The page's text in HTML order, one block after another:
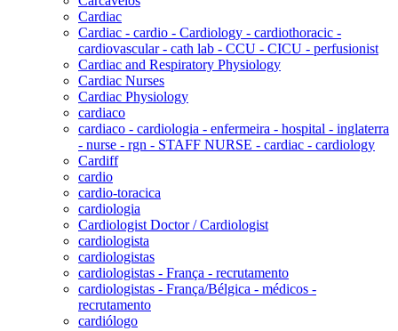
Cardiac
Cardiac - cardio - Cardiology - cardiothoracic -
cardiovascular - cath lab - CCU - CICU - perfusionist
Cardiac and Respiratory Physiology
Cardiac Nurses
Cardiac Physiology
cardiaco
cardiaco - cardiologia - enfermeira - hospital - inglaterra
- nurse - rgn - STAFF NURSE - cardiac - cardiology
Cardiff
cardio
cardio-toracica
cardiologia
Cardiologist Doctor / Cardiologist
cardiologista
cardiologistas
cardiologistas - França - recrutamento
cardiologistas - França/Bélgica - médicos -
recrutamento
cardiólogo